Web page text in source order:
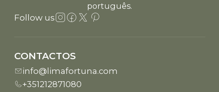
português.
Follow us
CONTACTOS
info@limafortuna.com
+351212871080